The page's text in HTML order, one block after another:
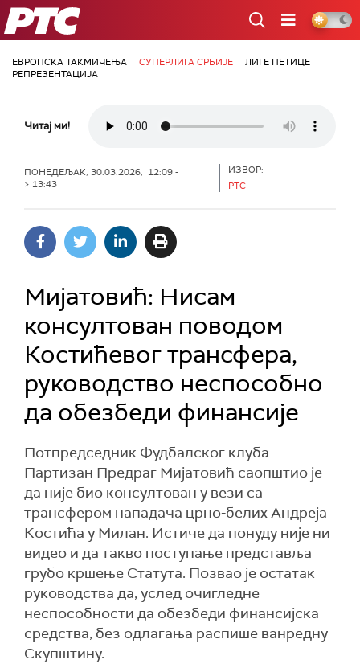
РТС
ЕВРОПСКА ТАКМИЧЕЊА СУПЕРЛИГА СРБИЈЕ
ЛИГЕ ПЕТИЦЕ
РЕПРЕЗЕНТАЦИЈА
Читај ми!
ПОНЕДЕЉАК, 30.03.2026, 12:09 -
> 13:43
ИЗВОР:
РТС
Мијатовић: Нисам
консултован поводом
Костићевог трансфера,
руководство неспособно
да обезбеди финансије
Потпредседник Фудбалског клуба
Партизан Предраг Мијатовић саопштио је
да није био консултован у вези са
трансфером нападача црно-белих Андреја
Костића у Милан. Истиче да понуду није ни
видео и да такво поступање представља
грубо кршење Статута. Позвао је остатак
руководства да, услед очигледне
неспособности да обезбеди финансијска
средства, без одлагања распише ванредну
Скупштину.